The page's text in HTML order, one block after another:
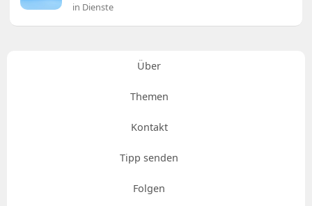
in Dienste
Über
Themen
Kontakt
Tipp senden
Folgen